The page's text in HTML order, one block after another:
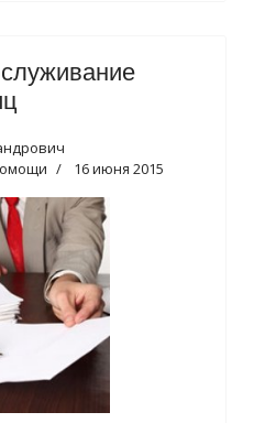
16 июня 2015